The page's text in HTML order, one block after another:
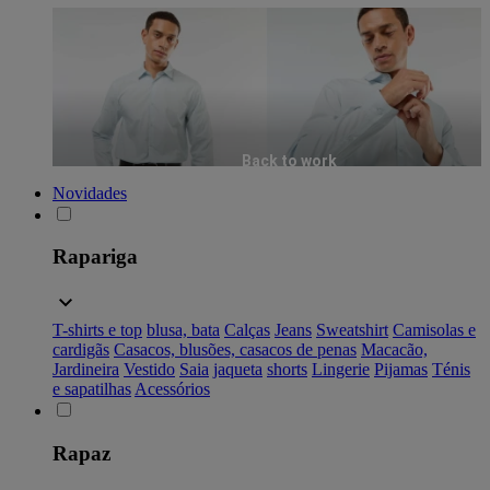
Back to work
Novidades
Rapariga
T-shirts e top blusa, bata Calças Jeans Sweatshirt Camisolas e
cardigãs Casacos, blusões, casacos de penas Macacão,
Jardineira Vestido Saia jaqueta shorts Lingerie Pijamas Ténis
e sapatilhas Acessórios
Rapaz